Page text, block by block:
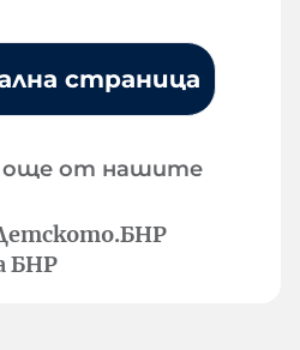
страница
още от нашите
БНР